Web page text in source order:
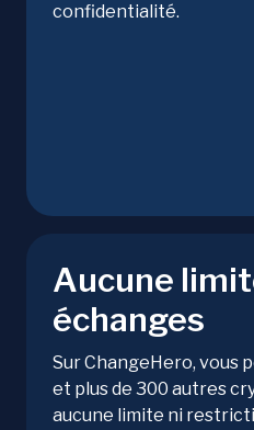
confidentialité.
Aucune
échanges
Sur ChangeHero, vous
et plus de 300 autres
aucune limite ni